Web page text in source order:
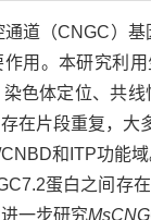
通道（CNGC）
用。本研究利
色体定位、共
在片段重复，大
和ITP功能
蛋白之间存在
一步研究